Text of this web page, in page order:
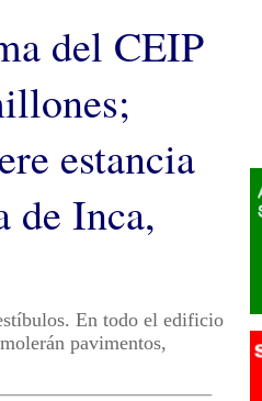
del CEIP
estancia
de Inca,
En todo el edificio
pavimentos,